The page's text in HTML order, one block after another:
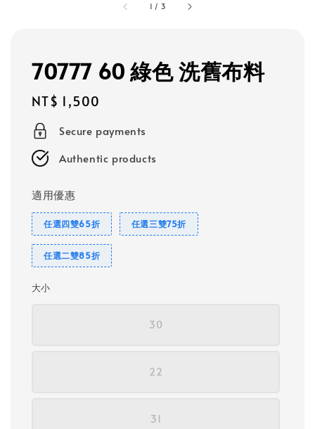
1 / 3
70777 60 綠色 洗舊布料
Regular
price
NT$ 1,500
Secure payments
Authentic products
適用優惠
任選四雙65折 任選三雙75折
任選二雙85折
大小
30
22
31